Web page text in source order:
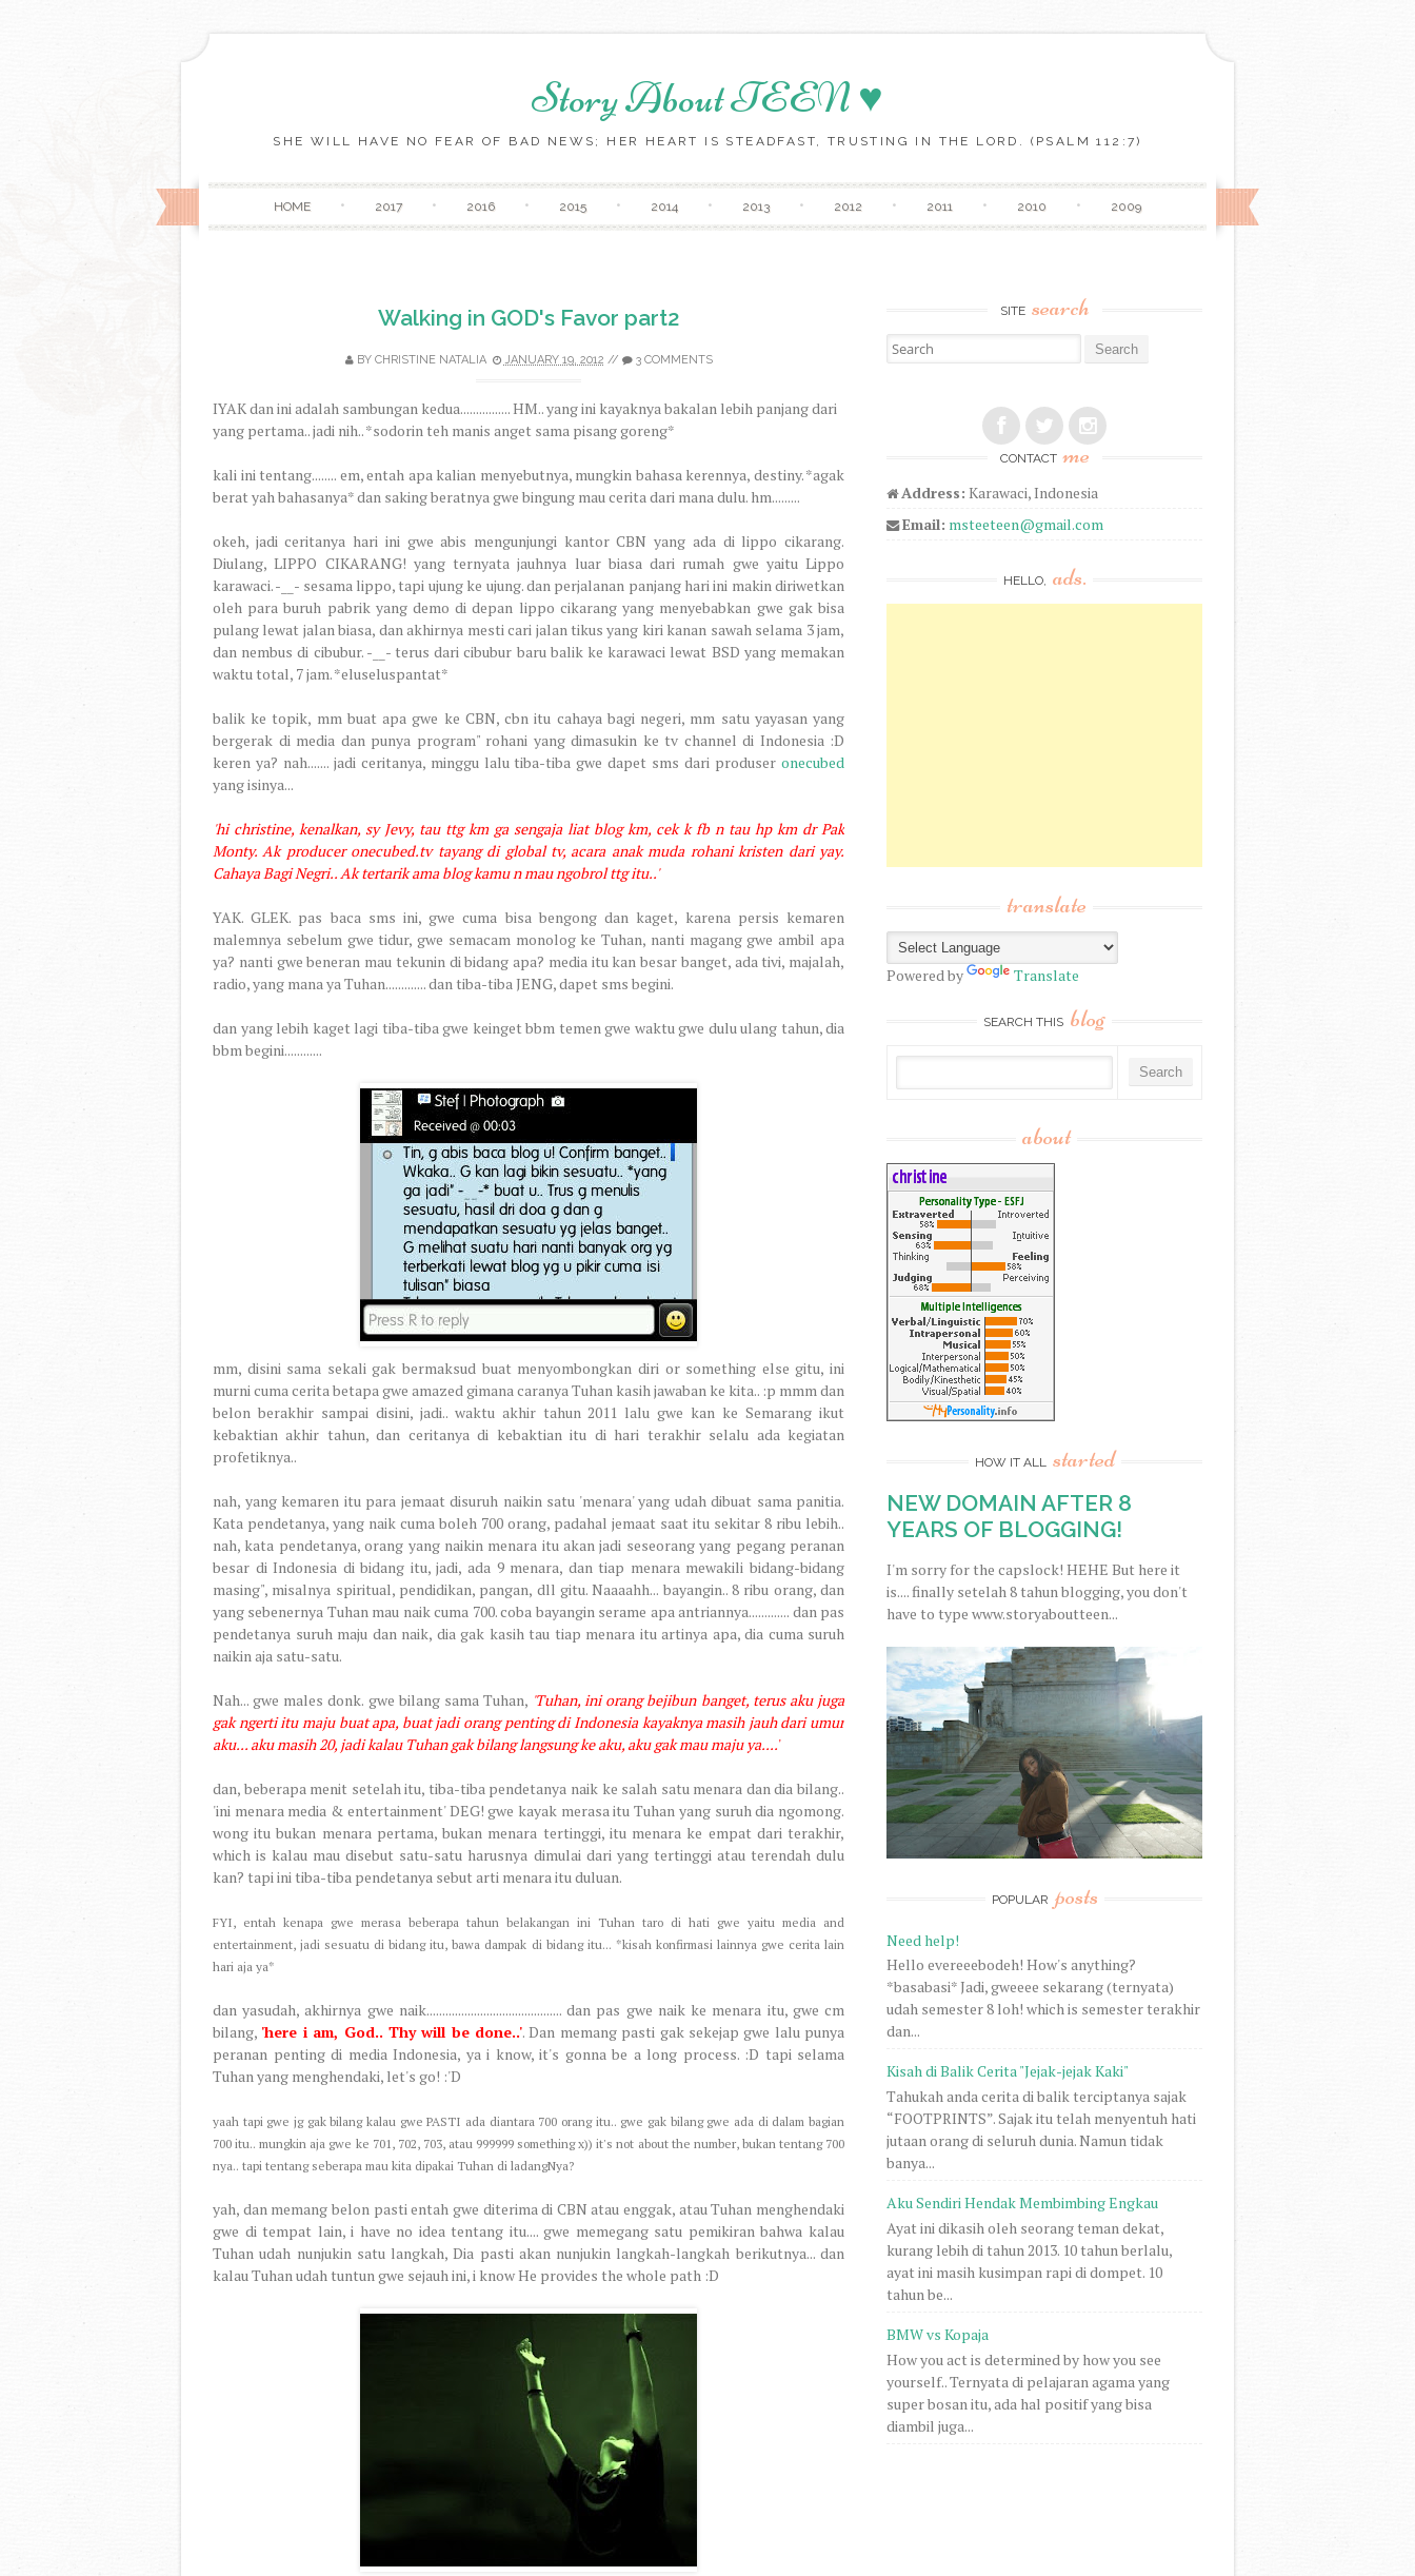
Story About TEEN ♥
SHE WILL HAVE NO FEAR OF BAD NEWS; HER HEART IS STEADFAST, TRUSTING IN THE LORD. (PSALM 112:7)
HOME 2017 2016 2015 2014 2013 2012 2011 2010 2009
Walking in GOD's Favor part2
BY CHRISTINE NATALIA JANUARY 19, 2012 // 3 COMMENTS
IYAK dan ini adalah sambungan kedua................ HM.. yang ini kayaknya bakalan lebih panjang dari
yang pertama.. jadi nih.. *sodorin teh manis anget sama pisang goreng*
kali ini tentang........ em, entah apa kalian menyebutnya, mungkin bahasa kerennya, destiny. *agak
berat yah bahasanya* dan saking beratnya gwe bingung mau cerita dari mana dulu. hm.........
okeh, jadi ceritanya hari ini gwe abis mengunjungi kantor CBN yang ada di lippo cikarang.
Diulang, LIPPO CIKARANG! yang ternyata jauhnya luar biasa dari rumah gwe yaitu Lippo
karawaci. -__- sesama lippo, tapi ujung ke ujung. dan perjalanan panjang hari ini makin diriwetkan
oleh para buruh pabrik yang demo di depan lippo cikarang yang menyebabkan gwe gak bisa
pulang lewat jalan biasa, dan akhirnya mesti cari jalan tikus yang kiri kanan sawah selama 3 jam,
dan nembus di cibubur. -__- terus dari cibubur baru balik ke karawaci lewat BSD yang memakan
waktu total, 7 jam. *eluseluspantat*
balik ke topik, mm buat apa gwe ke CBN, cbn itu cahaya bagi negeri, mm satu yayasan yang
bergerak di media dan punya program" rohani yang dimasukin ke tv channel di Indonesia :D
keren ya? nah....... jadi ceritanya, minggu lalu tiba-tiba gwe dapet sms dari produser onecubed
yang isinya...
'hi christine, kenalkan, sy Jevy, tau ttg km ga sengaja liat blog km, cek k fb n tau hp km dr Pak
Monty. Ak producer onecubed.tv tayang di global tv, acara anak muda rohani kristen dari yay.
Cahaya Bagi Negri.. Ak tertarik ama blog kamu n mau ngobrol ttg itu..'
YAK. GLEK. pas baca sms ini, gwe cuma bisa bengong dan kaget, karena persis kemaren
malemnya sebelum gwe tidur, gwe semacam monolog ke Tuhan, nanti magang gwe ambil apa
ya? nanti gwe beneran mau tekunin di bidang apa? media itu kan besar banget, ada tivi, majalah,
radio, yang mana ya Tuhan............. dan tiba-tiba JENG, dapet sms begini.
dan yang lebih kaget lagi tiba-tiba gwe keinget bbm temen gwe waktu gwe dulu ulang tahun, dia
bbm begini............
mm, disini sama sekali gak bermaksud buat menyombongkan diri or something else gitu, ini
murni cuma cerita betapa gwe amazed gimana caranya Tuhan kasih jawaban ke kita.. :p mmm dan
belon berakhir sampai disini, jadi.. waktu akhir tahun 2011 lalu gwe kan ke Semarang ikut
kebaktian akhir tahun, dan ceritanya di kebaktian itu di hari terakhir selalu ada kegiatan
profetiknya..
nah, yang kemaren itu para jemaat disuruh naikin satu 'menara' yang udah dibuat sama panitia.
Kata pendetanya, yang naik cuma boleh 700 orang, padahal jemaat saat itu sekitar 8 ribu lebih..
nah, kata pendetanya, orang yang naikin menara itu akan jadi seseorang yang pegang peranan
besar di Indonesia di bidang itu, jadi, ada 9 menara, dan tiap menara mewakili bidang-bidang
masing", misalnya spiritual, pendidikan, pangan, dll gitu. Naaaahh... bayangin.. 8 ribu orang, dan
yang sebenernya Tuhan mau naik cuma 700. coba bayangin serame apa antriannya............. dan pas
pendetanya suruh maju dan naik, dia gak kasih tau tiap menara itu artinya apa, dia cuma suruh
naikin aja satu-satu.
Nah... gwe males donk. gwe bilang sama Tuhan, 'Tuhan, ini orang bejibun banget, terus aku juga
gak ngerti itu maju buat apa, buat jadi orang penting di Indonesia kayaknya masih jauh dari umur
aku... aku masih 20, jadi kalau Tuhan gak bilang langsung ke aku, aku gak mau maju ya....'
dan, beberapa menit setelah itu, tiba-tiba pendetanya naik ke salah satu menara dan dia bilang..
'ini menara media & entertainment' DEG! gwe kayak merasa itu Tuhan yang suruh dia ngomong.
wong itu bukan menara pertama, bukan menara tertinggi, itu menara ke empat dari terakhir,
which is kalau mau disebut satu-satu harusnya dimulai dari yang tertinggi atau terendah dulu
kan? tapi ini tiba-tiba pendetanya sebut arti menara itu duluan.
FYI, entah kenapa gwe merasa beberapa tahun belakangan ini Tuhan taro di hati gwe yaitu media and
entertainment, jadi sesuatu di bidang itu, bawa dampak di bidang itu... *kisah konfirmasi lainnya gwe cerita lain
hari aja ya*
dan yasudah, akhirnya gwe naik........................................... dan pas gwe naik ke menara itu, gwe cm
bilang, 'here i am, God.. Thy will be done..'. Dan memang pasti gak sekejap gwe lalu punya
peranan penting di media Indonesia, ya i know, it's gonna be a long process. :D tapi selama
Tuhan yang menghendaki, let's go! :'D
yaah tapi gwe jg gak bilang kalau gwe PASTI ada diantara 700 orang itu.. gwe gak bilang gwe ada di dalam bagian
700 itu.. mungkin aja gwe ke 701, 702, 703, atau 999999 something x)) it's not about the number, bukan tentang 700
nya.. tapi tentang seberapa mau kita dipakai Tuhan di ladangNya?
yah, dan memang belon pasti entah gwe diterima di CBN atau enggak, atau Tuhan menghendaki
gwe di tempat lain, i have no idea tentang itu.... gwe memegang satu pemikiran bahwa kalau
Tuhan udah nunjukin satu langkah, Dia pasti akan nunjukin langkah-langkah berikutnya... dan
kalau Tuhan udah tuntun gwe sejauh ini, i know He provides the whole path :D
SITE search
Search for:
CONTACT me
Address: Karawaci, Indonesia
Email: msteeteen@gmail.com
HELLO, ads.
translate
Powered by Translate
SEARCH THIS blog
about
HOW IT ALL started
NEW DOMAIN AFTER 8
YEARS OF BLOGGING!
I'm sorry for the capslock! HEHE But here it
is.... finally setelah 8 tahun blogging, you don't
have to type www.storyaboutteen...
POPULAR posts
Need help!
Hello evereeebodeh! How's anything?
*basabasi* Jadi, gweeee sekarang (ternyata)
udah semester 8 loh! which is semester terakhir
dan...
Kisah di Balik Cerita "Jejak-jejak Kaki"
Tahukah anda cerita di balik terciptanya sajak
“FOOTPRINTS”. Sajak itu telah menyentuh hati
jutaan orang di seluruh dunia. Namun tidak
banya...
Aku Sendiri Hendak Membimbing Engkau
Ayat ini dikasih oleh seorang teman dekat,
kurang lebih di tahun 2013. 10 tahun berlalu,
ayat ini masih kusimpan rapi di dompet. 10
tahun be...
BMW vs Kopaja
How you act is determined by how you see
yourself.. Ternyata di pelajaran agama yang
super bosan itu, ada hal positif yang bisa
diambil juga...